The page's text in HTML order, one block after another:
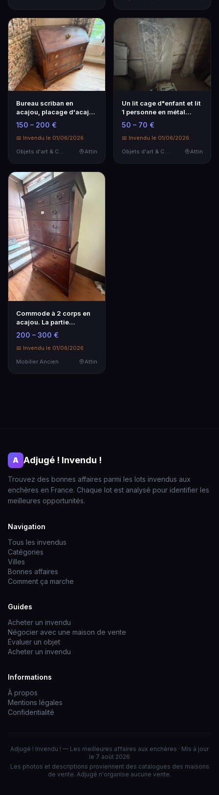
Bureau scriban en
acajou, placage d'acajou
et filets de bois…
150 – 200 €
📅 Invendu le 01/06/2026
Attin
Un lit cage d"enfant et lit
1 personne en métal
laqué blanc.
50 – 70 €
📅 Invendu le 01/06/2026
Attin
Commode à 2 corps en
acajou. La partie
supérieure ouvre à 3 …
200 – 300 €
📅 Invendu le 01/06/2026
Mobilier Ancien
Attin
A Adjugé ! Invendu !
Trouvez des bonnes affaires parmi les lots invendus aux
enchères en France. Chaque lot est analysé pour identifier les
meilleures opportunités.
Navigation
Tous les invendus
Catégories
Villes
Bonnes affaires
Comment ça marche
Guides
Acheter un invendu
Négocier avec une maison de vente
Évaluer un objet
Acheter un invendu
Informations
À propos
Mentions légales
Confidentialité
Adjugé ! Invendu ! — Les meilleures affaires aux enchères · Mis à jour
le 7 août 2026
Les photos et descriptions proviennent des catalogues des maisons
de vente. Adjugé n'organise aucune vente.